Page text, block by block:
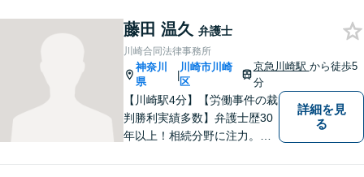
皆様が小さな違和感一つをも
覚えることなく、心からの笑
顔とともに生活できる社会を
つくれるよう尽力いたしま
す。
藤田 温久 弁護士
川崎合同法律事務所
神奈川
県
|
川崎市川崎
区
京急川崎駅 から徒歩5
分
【川崎駅4分】【労働事件の裁
判勝利実績多数】弁護士歴30
年以上！相続分野に注力。依
詳細を見
る